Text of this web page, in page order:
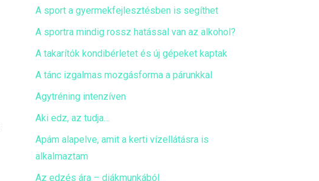
A sport a gyermekfejlesztésben is segíthet
A sportra mindig rossz hatással van az alkohol?
A takarítók kondibérletet és új gépeket kaptak
A tánc izgalmas mozgásforma a párunkkal
Agytréning intenzíven
Aki edz, az tudja…
Apám alapelve, amit a kerti vízellátásra is
alkalmaztam
Az edzés ára – diákmunkából